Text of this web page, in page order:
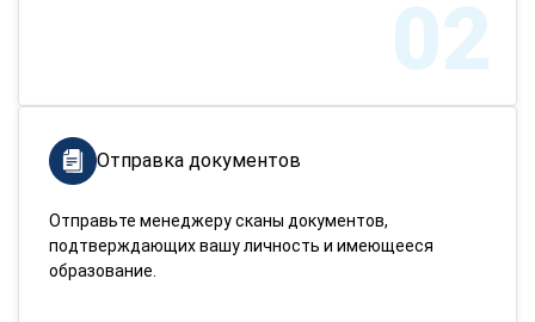
02
Отправка документов
Отправьте менеджеру сканы документов,
подтверждающих вашу личность и имеющееся
образование.